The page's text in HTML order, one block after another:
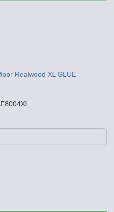
Realwood XL GLUE